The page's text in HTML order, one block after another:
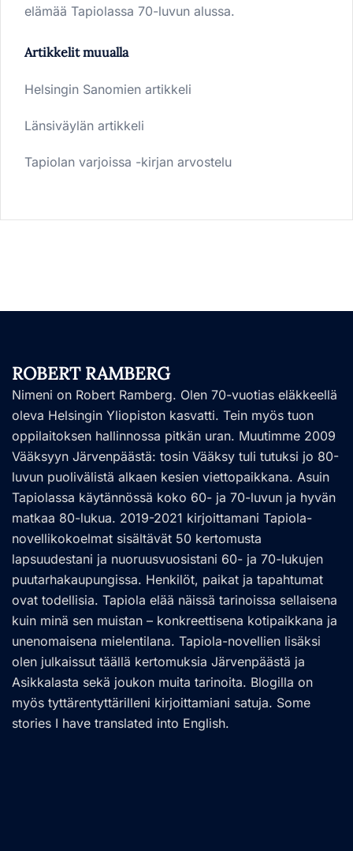
elämää Tapiolassa 70-luvun alussa.
Artikkelit muualla
Helsingin Sanomien artikkeli
Länsiväylän artikkeli
Tapiolan varjoissa -kirjan arvostelu
ROBERT RAMBERG
Nimeni on Robert Ramberg. Olen 70-vuotias eläkkeellä
oleva Helsingin Yliopiston kasvatti. Tein myös tuon
oppilaitoksen hallinnossa pitkän uran. Muutimme 2009
Vääksyyn Järvenpäästä: tosin Vääksy tuli tutuksi jo 80-
luvun puolivälistä alkaen kesien viettopaikkana. Asuin
Tapiolassa käytännössä koko 60- ja 70-luvun ja hyvän
matkaa 80-lukua. 2019-2021 kirjoittamani Tapiola-
novellikokoelmat sisältävät 50 kertomusta
lapsuudestani ja nuoruusvuosistani 60- ja 70-lukujen
puutarhakaupungissa. Henkilöt, paikat ja tapahtumat
ovat todellisia. Tapiola elää näissä tarinoissa sellaisena
kuin minä sen muistan – konkreettisena kotipaikkana ja
unenomaisena mielentilana. Tapiola-novellien lisäksi
olen julkaissut täällä kertomuksia Järvenpäästä ja
Asikkalasta sekä joukon muita tarinoita. Blogilla on
myös tyttärentyttärilleni kirjoittamiani satuja. Some
stories I have translated into English.